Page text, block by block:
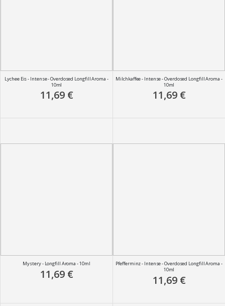
Lychee Eis - Intense - Overdosed Longfill Aroma -
10ml
11,69 €
Milchkaffee - Intense - Overdosed Longfill Aroma -
10ml
11,69 €
Mystery - Longfill Aroma - 10ml
11,69 €
Pfefferminz - Intense - Overdosed Longfill Aroma -
10ml
11,69 €